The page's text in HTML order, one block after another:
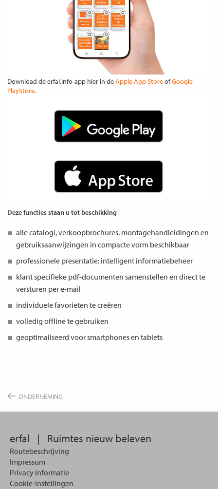
Download de erfal.info-app hier in deApple App StoreofGoogle
PlayStore.
Deze functies staan u tot beschikking
alle catalogi, verkoopbrochures, montagehandleidingen en
gebruiksaanwijzingen in compacte vorm beschikbaar
professionele presentatie: intelligent informatiebeheer
klant specifieke pdf-documenten samenstellen en direct te
versturen per e-mail
individuele favorieten te creëren
volledig offline te gebruiken
geoptimaliseerd voor smartphones en tablets
ONDERNEMING
erfal | Ruimtes nieuw beleven
Routebeschrijving
Impressum
Privacy informatie
Cookie-instellingen